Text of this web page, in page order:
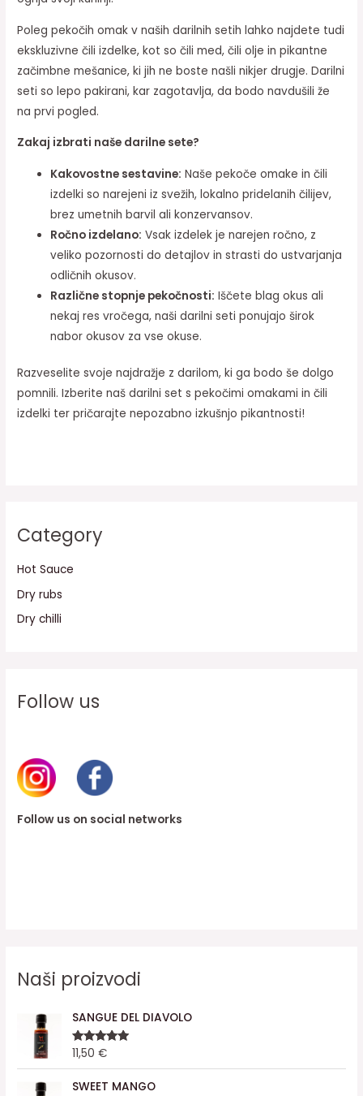
Category
Hot Sauce
Dry rubs
Dry chilli
Follow us
Follow us on social networks
Naši proizvodi
SANGUE DEL DIAVOLO
Rated5.00
out of 5
11,50€
SWEET MANGO
Poleg pekočih omak v naših darilnih setih lahko najdete tudi
ekskluzivne čili izdelke, kot so čili med, čili olje in pikantne
začimbne mešanice, ki jih ne boste našli nikjer drugje. Darilni
seti so lepo pakirani, kar zagotavlja, da bodo navdušili že
na prvi pogled.
Zakaj izbrati naše darilne sete?
Kakovostne sestavine: Naše pekoče omake in čili
izdelki so narejeni iz svežih, lokalno pridelanih čilijev,
brez umetnih barvil ali konzervansov.
Ročno izdelano: Vsak izdelek je narejen ročno, z
veliko pozornosti do detajlov in strasti do ustvarjanja
odličnih okusov.
Različne stopnje pekočnosti: Iščete blag okus ali
nekaj res vročega, naši darilni seti ponujajo širok
nabor okusov za vse okuse.
Razveselite svoje najdražje z darilom, ki ga bodo še dolgo
pomnili. Izberite naš darilni set s pekočimi omakami in čili
izdelki ter pričarajte nepozabno izkušnjo pikantnosti!